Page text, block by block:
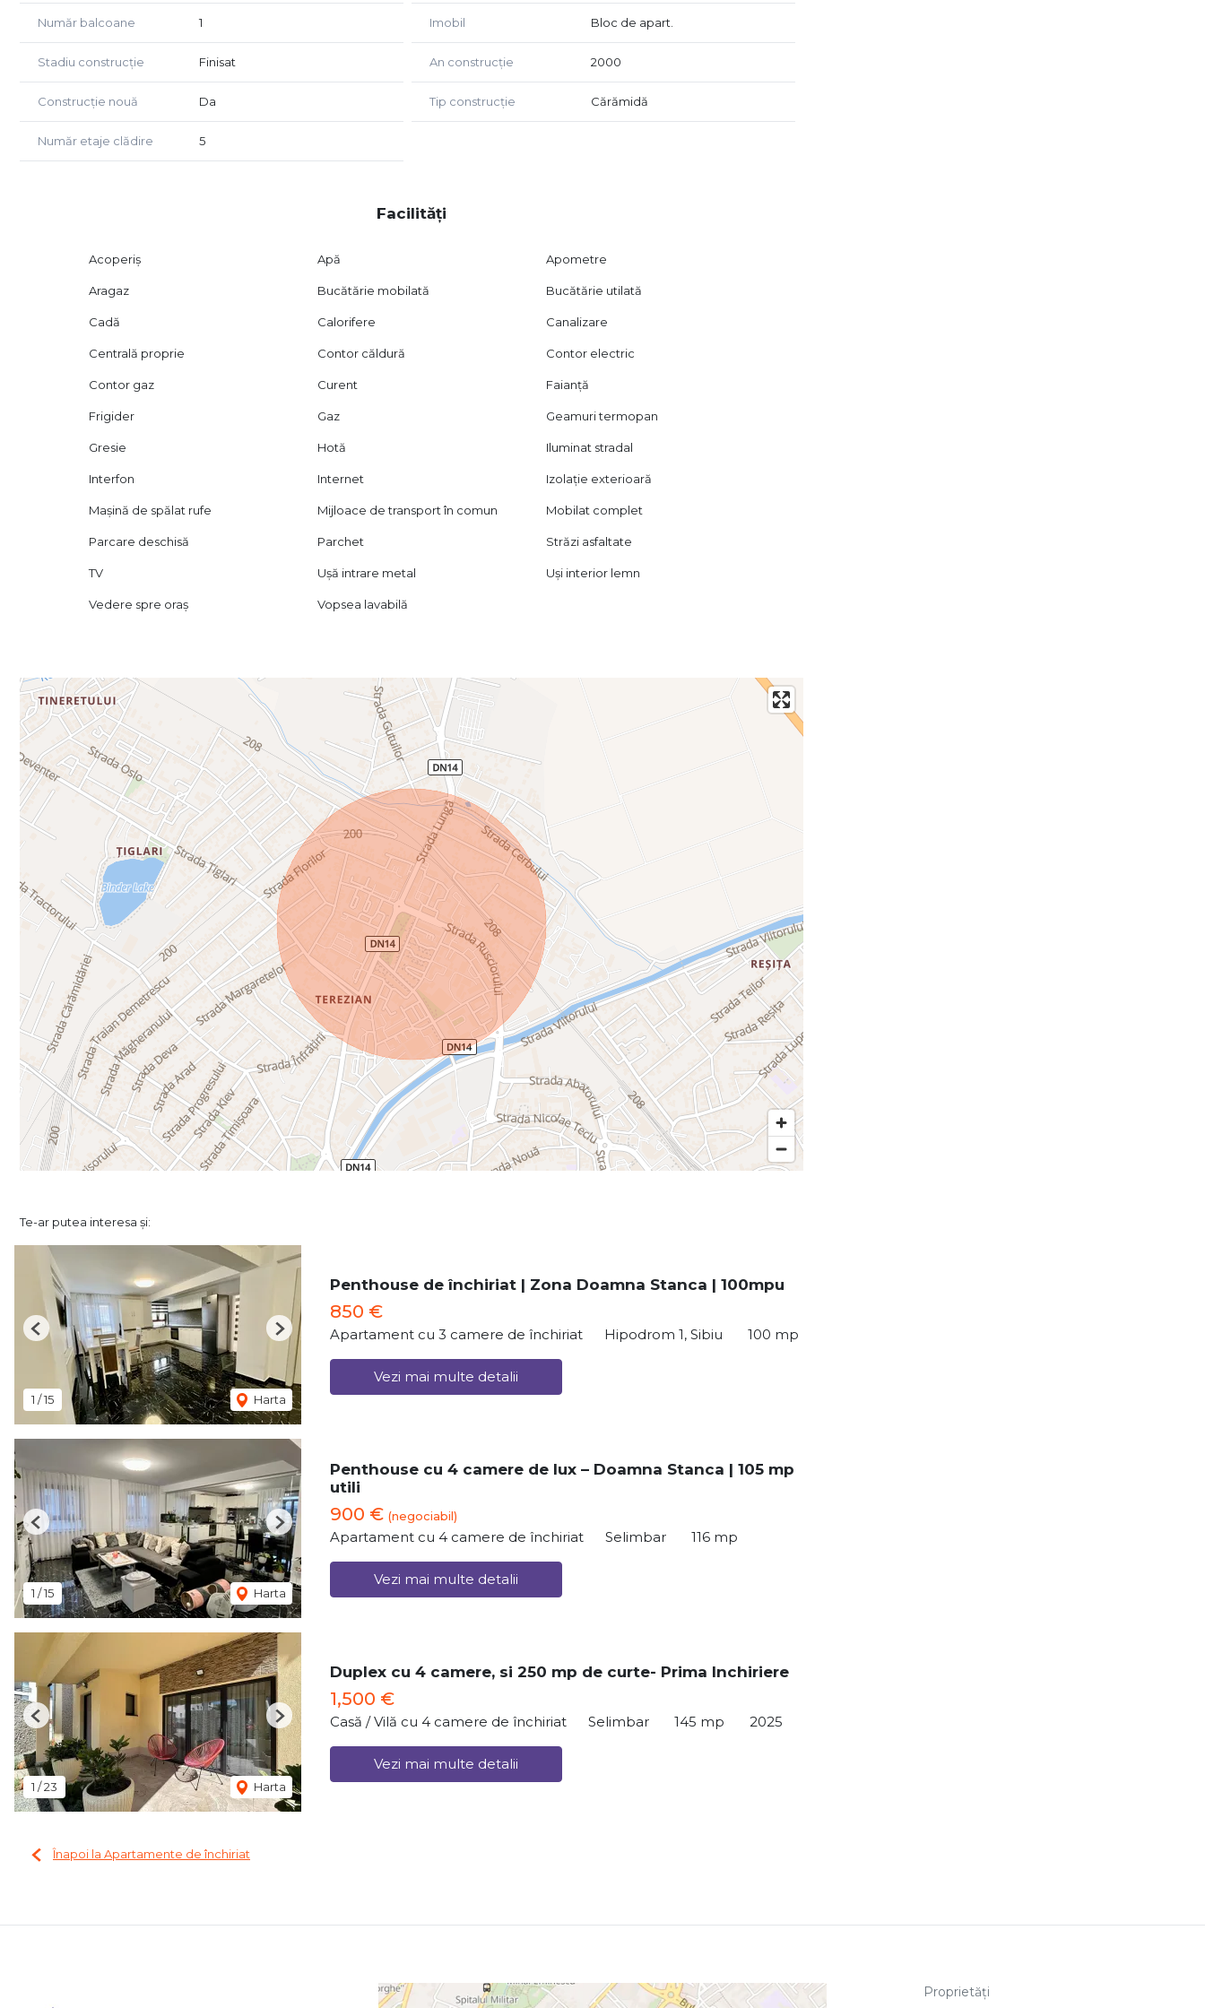
Număr balcoane 1 Imobil Bloc de apart.
Stadiu construcție Finisat An construcție 2000
Construcție nouă Da Tip construcție Cărămidă
Număr etaje clădire 5
Facilități
Acoperiș Apă Apometre
Aragaz Bucătărie mobilată Bucătărie utilată
Cadă Calorifere Canalizare
Centrală proprie Contor căldură Contor electric
Contor gaz Curent Faianță
Frigider Gaz Geamuri termopan
Gresie Hotă Iluminat stradal
Interfon Internet Izolație exterioară
Mașină de spălat rufe Mijloace de transport în comun Mobilat complet
Parcare deschisă Parchet Străzi asfaltate
TV Ușă intrare metal Uși interior lemn
Vedere spre oraș Vopsea lavabilă
Te-ar putea interesa și:
1 /15 Harta
Previous Next
Penthouse de închiriat | Zona Doamna Stanca | 100mpu
850 €
Apartament cu 3 camere de închiriat Hipodrom 1, Sibiu 100 mp
Vezi mai multe detalii
1 /15 Harta
Previous Next
Penthouse cu 4 camere de lux – Doamna Stanca | 105 mp
utili
900 € (negociabil)
Apartament cu 4 camere de închiriat Selimbar 116 mp
Vezi mai multe detalii
1 /23 Harta
Previous Next
Duplex cu 4 camere, si 250 mp de curte- Prima Inchiriere
1,500 €
Casă / Vilă cu 4 camere de închiriat Selimbar 145 mp 2025
Vezi mai multe detalii
Înapoi la Apartamente de închiriat
Proprietăți